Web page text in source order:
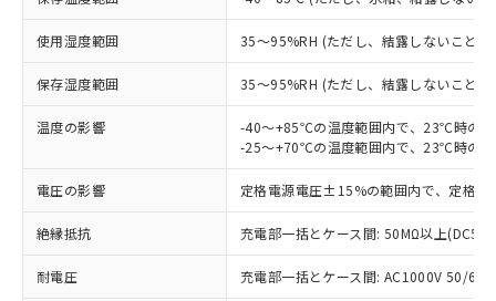
使用湿度範囲 35～95%RH (ただし、結露しないこと)
保存湿度範囲 35～95%RH (ただし、結露しないこと)
温度の影響
-40～+85℃の温度範囲内で、23℃時の
-25～+70℃の温度範囲内で、23℃時の
電圧の影響 定格電源電圧±15%の範囲内で、定格
絶縁抵抗 充電部一括とケース間: 50MΩ以上
耐電圧 充電部一括とケース間: AC1000V 50/
ご利用条件
ご利用ください。
本サービスは、当社制御機器事業取扱
商品の当社在庫状況および標準価格
(税抜)を提供させていただくもので
当社制御機器事業取扱商品の中には、
本サービスの対象外となる商品もある
ことをご了承ください。
有に対応した製品に切り替える予定のある
商品です。
対応予定なし：EU RoHS指令（10物質）の
非含有に非対応の商品で、対応品を出す予
調査・確認中：EU RoHS指令（10物質）の
非含有の対応状況を調査中または確認中の
非該当品：ライセンス料など無形物で、有
害物質有無と関係のない商品です。
仕入先様の事情により、非含有部品として
むを得ず変更することがあります。
※1 中国RoHS○×表
「○」：最大均質材料含有率が中国RoHSの
基準値以下であることを示します。
「×」：最大均質材料含有率が中国RoHSの
基準値を超えていることを示します。
「－」：未確認です。当社販売部門へお問
当社は、これら貴社製品のうち、外国